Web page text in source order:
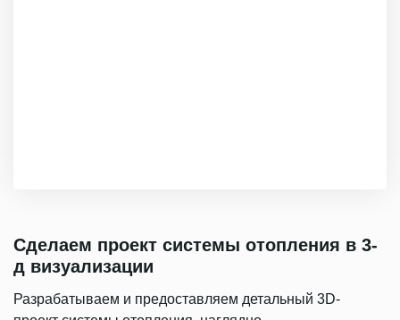
Сделаем проект системы отопления в 3-
д визуализации
Разрабатываем и предоставляем детальный 3D-